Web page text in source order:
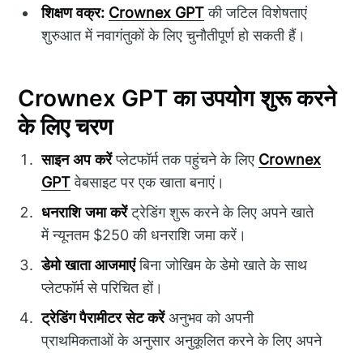
शिक्षण वक्र: Crownex GPTकी जटिल विशेषताएं
शुरुआत में नवागंतुकों के लिए चुनौतीपूर्ण हो सकती हैं।
Crownex GPT का उपयोग शुरू करने
के लिए चरण
साइन अप करेंप्लेटफॉर्म तक पहुंचने के लिए Crownex
GPTवेबसाइट पर एक खाता बनाएं।
धनराशि जमा करेंट्रेडिंग शुरू करने के लिए अपने खाते
में न्यूनतम $250 की धनराशि जमा करें।
डेमो खाता आजमाएंबिना जोखिम के डेमो खाते के साथ
प्लेटफॉर्म से परिचित हों।
ट्रेडिंग पैरामीटर सेट करेंअनुभव को अपनी
प्राथमिकताओं के अनुसार अनुकूलित करने के लिए अपने